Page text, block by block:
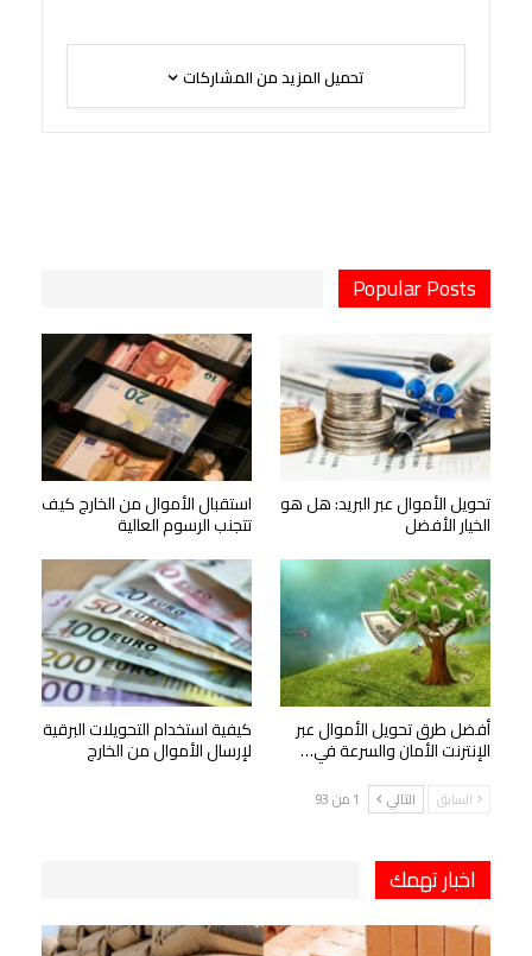
تحميل المزيد من المشاركات
Popular Posts
تحويل الأموال عبر البريد: هل هو
الخيار الأفضل
استقبال الأموال من الخارج كيف
تتجنب الرسوم العالية
أفضل طرق تحويل الأموال عبر
الإنترنت الأمان والسرعة في…
كيفية استخدام التحويلات البرقية
لإرسال الأموال من الخارج
السابق التالي 1 من 93
اخبار تهمك